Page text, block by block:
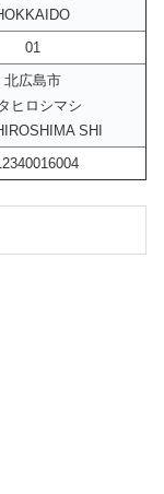
01
北広島市
ヒロシマシ
SHI